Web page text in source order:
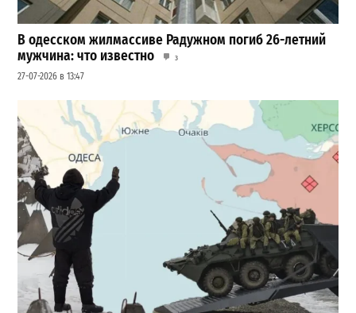
В одесском жилмассиве Радужном погиб 26-летний
мужчина: что известно
3
27-07-2026 в 13:47